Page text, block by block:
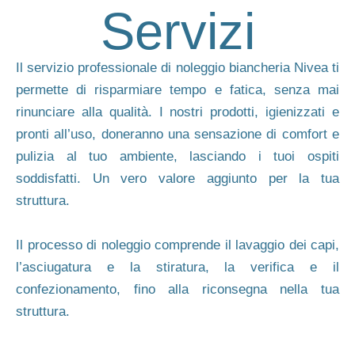
Servizi
Il servizio professionale di noleggio biancheria Nivea ti
permette di risparmiare tempo e fatica, senza mai
rinunciare alla qualità. I nostri prodotti, igienizzati e
pronti all’uso, doneranno una sensazione di comfort e
pulizia al tuo ambiente, lasciando i tuoi ospiti
soddisfatti. Un vero valore aggiunto per la tua
struttura.
Il processo di noleggio comprende il lavaggio dei capi,
l’asciugatura e la stiratura, la verifica e il
confezionamento, fino alla riconsegna nella tua
struttura.